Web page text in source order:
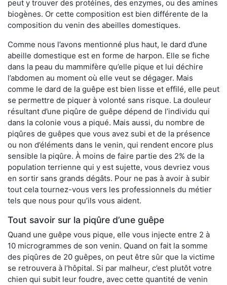
peut y trouver des protéines, des enzymes, ou des amines
biogènes. Or cette composition est bien différente de la
composition du venin des abeilles domestiques.
Comme nous l’avons mentionné plus haut, le dard d’une
abeille domestique est en forme de harpon. Elle se fiche
dans la peau du mammifère qu’elle pique et lui déchire
l’abdomen au moment où elle veut se dégager. Mais
comme le dard de la guêpe est bien lisse et effilé, elle peut
se permettre de piquer à volonté sans risque. La douleur
résultant d’une piqûre de guêpe dépend de l’individu qui
dans la colonie vous a piqué. Mais aussi, du nombre de
piqûres de guêpes que vous avez subi et de la présence
ou non d’éléments dans le venin, qui rendent encore plus
sensible la piqûre. À moins de faire partie des 2% de la
population terrienne qui y est sujette, vous devriez vous
en sortir sans grands dégâts. Pour ne pas à avoir à subir
tout cela tournez-vous vers les professionnels du métier
tels que nous pour qu’ils vous aident.
Tout savoir sur la piqûre d’une guêpe
Quand une guêpe vous pique, elle vous injecte entre 2 à
10 microgrammes de son venin. Quand on fait la somme
des piqûres de 20 guêpes, on peut être sûr que la victime
se retrouvera à l’hôpital. Si par malheur, c’est plutôt votre
chien qui subit leur foudre, avec cette quantité de venin